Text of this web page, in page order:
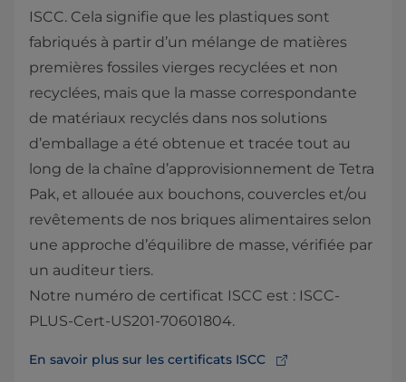
ISCC. Cela signifie que les plastiques sont
fabriqués à partir d’un mélange de matières
premières fossiles vierges recyclées et non
recyclées, mais que la masse correspondante
de matériaux recyclés dans nos solutions
d’emballage a été obtenue et tracée tout au
long de la chaîne d’approvisionnement de Tetra
Pak, et allouée aux bouchons, couvercles et/ou
revêtements de nos briques alimentaires selon
une approche d’équilibre de masse, vérifiée par
un auditeur tiers.
Notre numéro de certificat ISCC est : ISCC-
PLUS-Cert-US201-70601804.
En savoir plus sur les certificats ISCC